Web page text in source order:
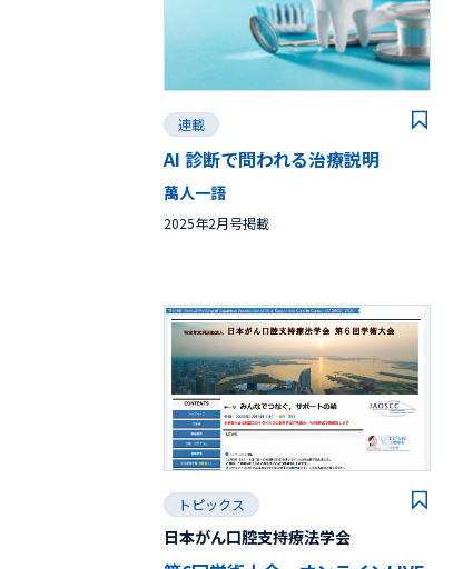
連載
AI 診断で問われる治療説明
萬人一語
2025年2月号掲載
トピックス
日本がん口腔支持療法学会